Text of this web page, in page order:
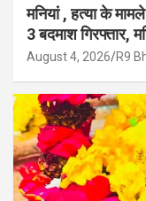
मनियां , हत्या के
3 बदमाश गिरफ्तार,
August 4, 2026 R9